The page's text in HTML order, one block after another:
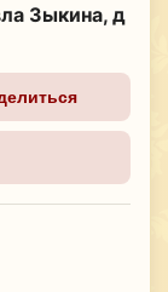
Зыкина, д